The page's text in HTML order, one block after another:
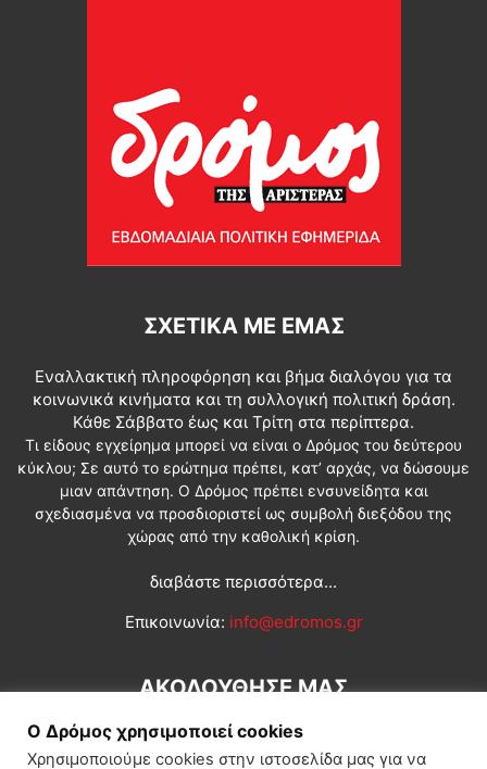
ΣΧΕΤΙΚΆ ΜΕ ΕΜΆΣ
Εναλλακτική πληροφόρηση και βήμα διαλόγου για τα
κοινωνικά κινήματα και τη συλλογική πολιτική δράση.
Κάθε Σάββατο έως και Τρίτη στα περίπτερα.
Τι είδους εγχείρημα μπορεί να είναι ο Δρόμος του δεύτερου
κύκλου; Σε αυτό το ερώτημα πρέπει, κατ’ αρχάς, να δώσουμε
μιαν απάντηση. Ο Δρόμος πρέπει ενσυνείδητα και
σχεδιασμένα να προσδιοριστεί ως συμβολή διεξόδου της
χώρας από την καθολική κρίση.
διαβάστε περισσότερα...
Επικοινωνία: info@edromos.gr
ΑΚΟΛΟΥΘΗΣΕ ΜΑΣ
Ο Δρόμος χρησιμοποιεί cookies
Χρησιμοποιούμε cookies στην ιστοσελίδα μας για να